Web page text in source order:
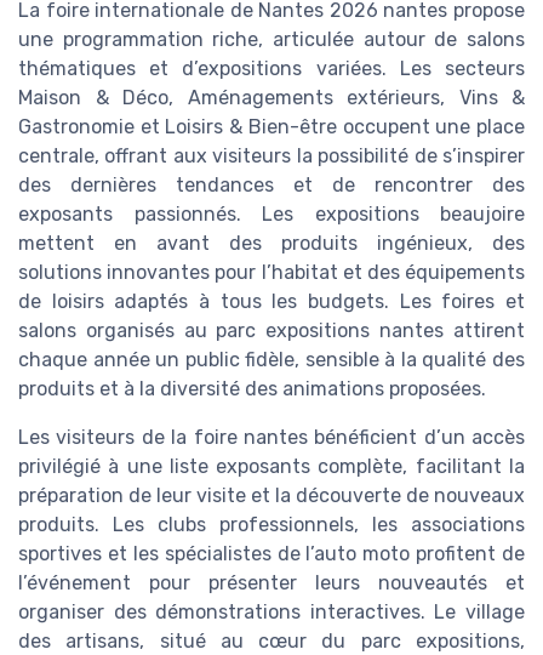
La foire internationale de Nantes 2026 nantes propose
une programmation riche, articulée autour de salons
thématiques et d’expositions variées. Les secteurs
Maison & Déco, Aménagements extérieurs, Vins &
Gastronomie et Loisirs & Bien-être occupent une place
centrale, offrant aux visiteurs la possibilité de s’inspirer
des dernières tendances et de rencontrer des
exposants passionnés. Les expositions beaujoire
mettent en avant des produits ingénieux, des
solutions innovantes pour l’habitat et des équipements
de loisirs adaptés à tous les budgets. Les foires et
salons organisés au parc expositions nantes attirent
chaque année un public fidèle, sensible à la qualité des
produits et à la diversité des animations proposées.
Les visiteurs de la foire nantes bénéficient d’un accès
privilégié à une liste exposants complète, facilitant la
préparation de leur visite et la découverte de nouveaux
produits. Les clubs professionnels, les associations
sportives et les spécialistes de l’auto moto profitent de
l’événement pour présenter leurs nouveautés et
organiser des démonstrations interactives. Le village
des artisans, situé au cœur du parc expositions,